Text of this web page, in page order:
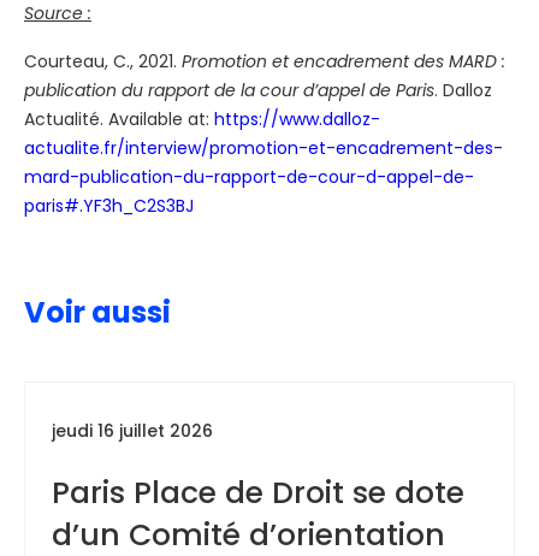
Source :
Courteau, C., 2021. Promotion et encadrement des MARD :
publication du rapport de la cour d’appel de Paris. Dalloz
Actualité. Available at: https://www.dalloz-
actualite.fr/interview/promotion-et-encadrement-des-
mard-publication-du-rapport-de-cour-d-appel-de-
paris#.YF3h_C2S3BJ
Voir aussi
jeudi 16 juillet 2026
Paris Place de Droit se dote
d’un Comité d’orientation